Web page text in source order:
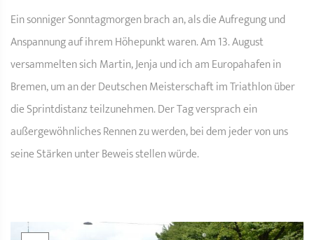
Ein sonniger Sonntagmorgen brach an, als die Aufregung und
Anspannung auf ihrem Höhepunkt waren. Am 13. August
versammelten sich Martin, Jenja und ich am Europahafen in
Bremen, um an der Deutschen Meisterschaft im Triathlon über
die Sprintdistanz teilzunehmen. Der Tag versprach ein
außergewöhnliches Rennen zu werden, bei dem jeder von uns
seine Stärken unter Beweis stellen würde.